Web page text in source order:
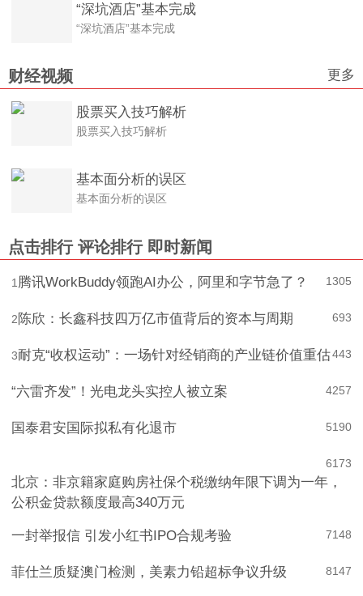
“深坑酒店”基本完成
“深坑酒店”基本完成
财经视频 更多
股票买入技巧解析
股票买入技巧解析
基本面分析的误区
基本面分析的误区
点击排行 评论排行 即时新闻
1305
1腾讯WorkBuddy领跑AI办公，阿里和字节急了？
693
2 陈欣：长鑫科技四万亿市值背后的资本与周期
443
3耐克“收权运动”：一场针对经销商的产业链价值重估
257
4
“六雷齐发”！光电龙头实控人被立案
190
5
国泰君安国际拟私有化退市
173
6
北京：非京籍家庭购房社保个税缴纳年限下调为一年，
公积金贷款额度最高340万元
148
7
一封举报信 引发小红书IPO合规考验
147
8
菲仕兰质疑澳门检测，美素力铅超标争议升级